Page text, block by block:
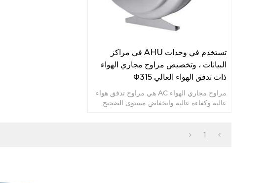
تستخدم في وحدات AHU في مراكز
البيانات ، وتخصيص مراوح مجاري الهواء
ذات تدفق الهواء العالي Φ315
مراوح مجاري الهواء AC هي مراوح تدفق هواء
عالية وكفاءة عالية وانخفاض مستوى الضجيج
1